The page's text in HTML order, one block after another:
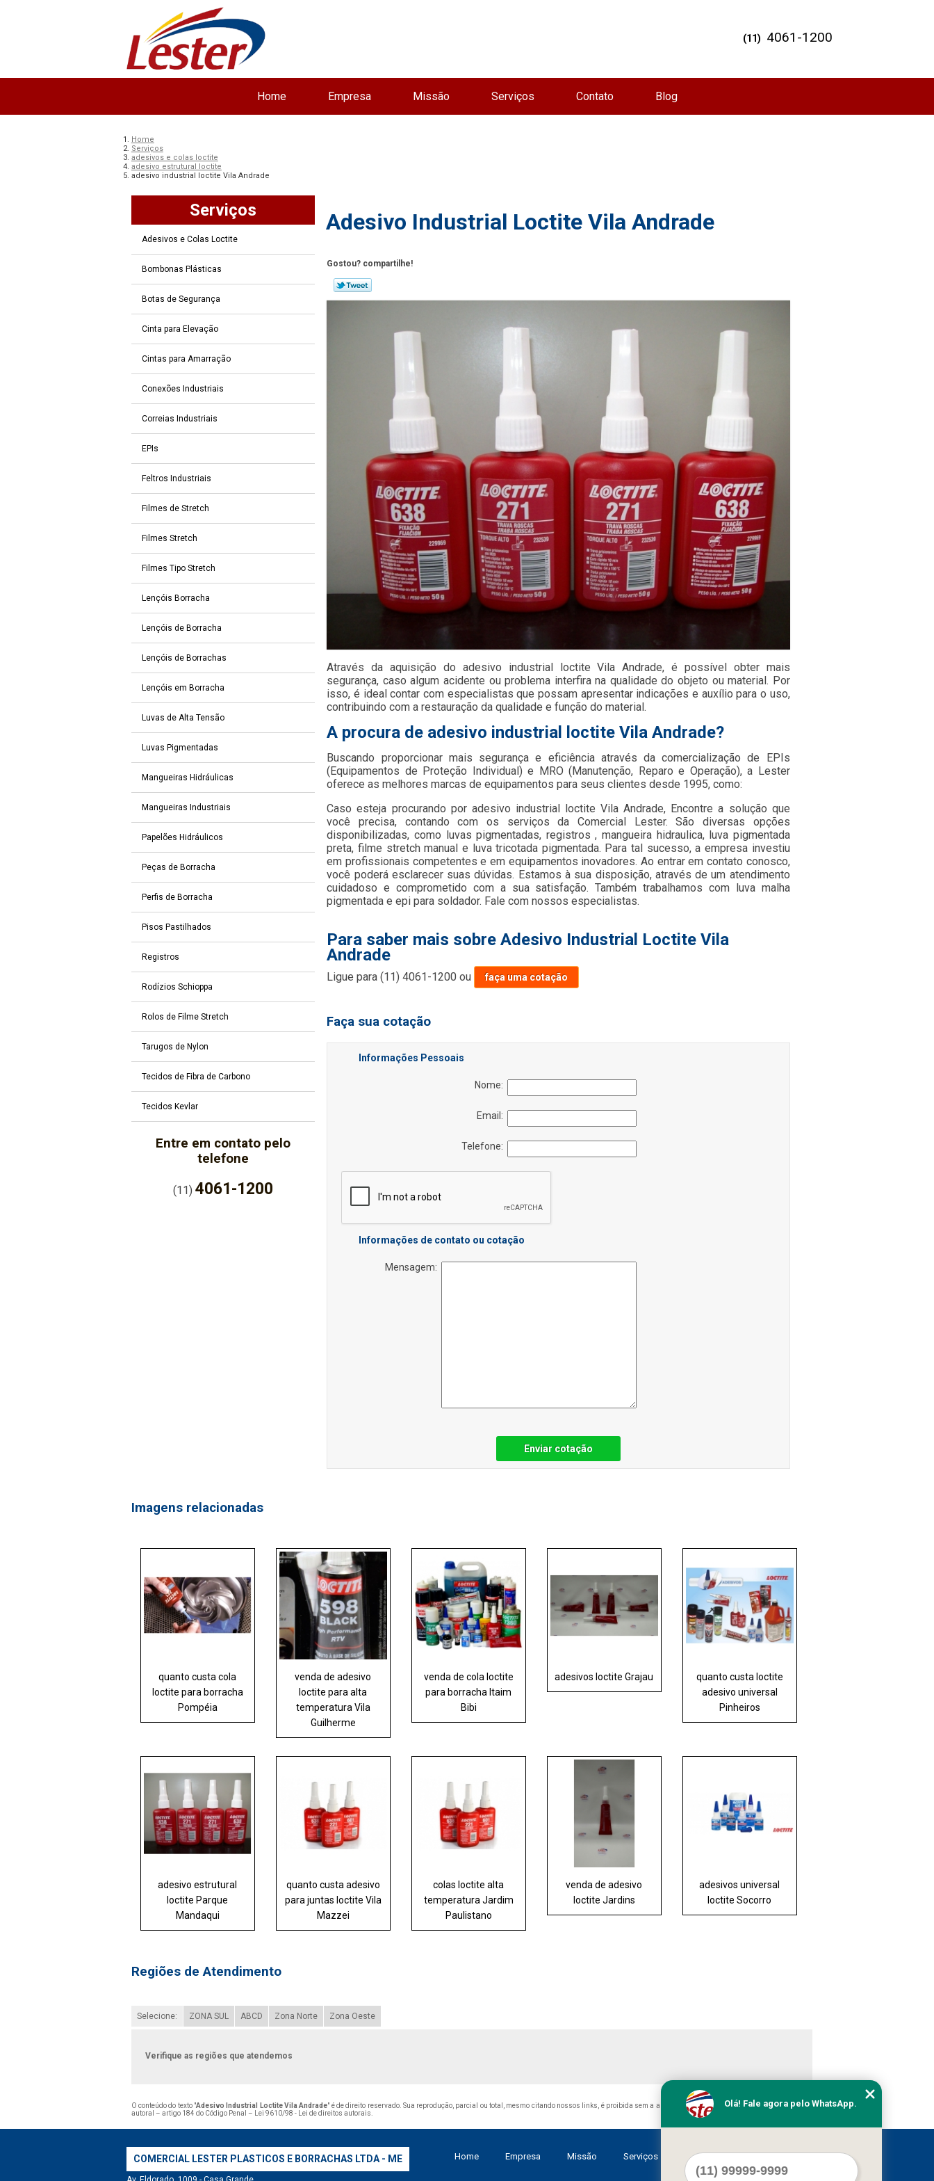
Home Empresa Missão Serviços Contato Blog
(11) 4061-1200
Home
Serviços
adesivos e colas loctite
adesivo estrutural loctite
adesivo industrial loctite Vila Andrade
Serviços
Adesivos e Colas Loctite
Bombonas Plásticas
Botas de Segurança
Cinta para Elevação
Cintas para Amarração
Conexões Industriais
Correias Industriais
EPIs
Feltros Industriais
Filmes de Stretch
Filmes Stretch
Filmes Tipo Stretch
Lençóis Borracha
Lençóis de Borracha
Lençóis de Borrachas
Lençóis em Borracha
Luvas de Alta Tensão
Luvas Pigmentadas
Mangueiras Hidráulicas
Mangueiras Industriais
Papelões Hidráulicos
Peças de Borracha
Perfis de Borracha
Pisos Pastilhados
Registros
Rodízios Schioppa
Rolos de Filme Stretch
Tarugos de Nylon
Tecidos de Fibra de Carbono
Tecidos Kevlar
Entre em contato pelo
telefone
(11)4061-1200
Adesivo Industrial Loctite Vila Andrade
Gostou? compartilhe!
Através da aquisição do adesivo industrial loctite Vila Andrade, é possível obter mais
segurança, caso algum acidente ou problema interfira na qualidade do objeto ou material. Por
isso, é ideal contar com especialistas que possam apresentar indicações e auxílio para o uso,
contribuindo com a restauração da qualidade e função do material.
A procura de adesivo industrial loctite Vila Andrade?
Buscando proporcionar mais segurança e eficiência através da comercialização de EPIs
(Equipamentos de Proteção Individual) e MRO (Manutenção, Reparo e Operação), a Lester
oferece as melhores marcas de equipamentos para seus clientes desde 1995, como:
Caso esteja procurando por adesivo industrial loctite Vila Andrade, Encontre a solução que
você precisa, contando com os serviços da Comercial Lester. São diversas opções
disponibilizadas, como luvas pigmentadas, registros , mangueira hidraulica, luva pigmentada
preta, filme stretch manual e luva tricotada pigmentada. Para tal sucesso, a empresa investiu
em profissionais competentes e em equipamentos inovadores. Ao entrar em contato conosco,
você poderá esclarecer suas dúvidas. Estamos à sua disposição, através de um atendimento
cuidadoso e comprometido com a sua satisfação. Também trabalhamos com luva malha
pigmentada e epi para soldador. Fale com nossos especialistas.
Para saber mais sobre Adesivo Industrial Loctite Vila
Andrade
Ligue para(11) 4061-1200 ou faça uma cotação
Faça sua cotação
Informações Pessoais
Nome:
Email:
Telefone:
Informações de contato ou cotação
Mensagem:
Enviar cotação
Imagens relacionadas
quanto custa cola
loctite para borracha
Pompéia
venda de adesivo
loctite para alta
temperatura Vila
Guilherme
venda de cola loctite
para borracha Itaim
Bibi
adesivos loctite Grajau
quanto custa loctite
adesivo universal
Pinheiros
adesivo estrutural
loctite Parque
Mandaqui
quanto custa adesivo
para juntas loctite Vila
Mazzei
colas loctite alta
temperatura Jardim
Paulistano
venda de adesivo
loctite Jardins
adesivos universal
loctite Socorro
Regiões de Atendimento
Selecione: ZONA SUL ABCD Zona Norte Zona Oeste
Verifique as regiões que atendemos
O conteúdo do texto "Adesivo Industrial Loctite Vila Andrade" é de direito reservado. Sua reprodução, parcial ou total, mesmo citando nossos links, é proibida sem a autorização do autor. Crime de violação de direito
autoral – artigo 184 do Código Penal –
Lei 9610/98 - Lei de direitos autorais
COMERCIAL LESTER PLASTICOS E BORRACHAS LTDA - ME Home Empresa Missão Serviços Contato Mapa do site
Olá! Fale agora pelo WhatsApp.